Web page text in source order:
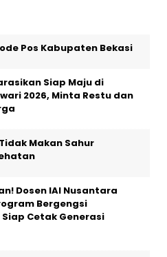
Pos Kabupaten Bekasi
Siap Maju di
2026, Minta Restu dan
Makan Sahur
Dosen IAI Nusantara
Bergengsi
Siap Cetak Generasi